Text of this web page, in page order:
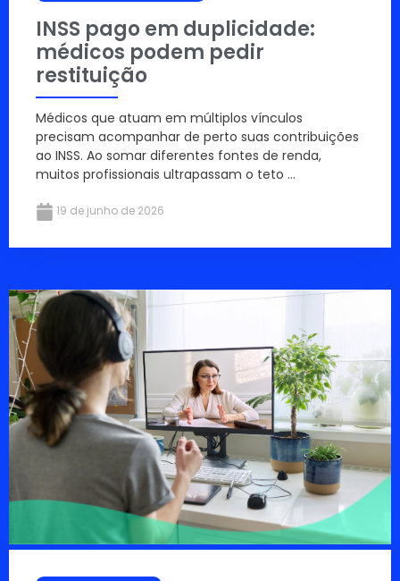
INSS pago em duplicidade:
médicos podem pedir
restituição
Médicos que atuam em múltiplos vínculos
precisam acompanhar de perto suas contribuições
ao INSS. Ao somar diferentes fontes de renda,
muitos profissionais ultrapassam o teto ...
19 de junho de 2026